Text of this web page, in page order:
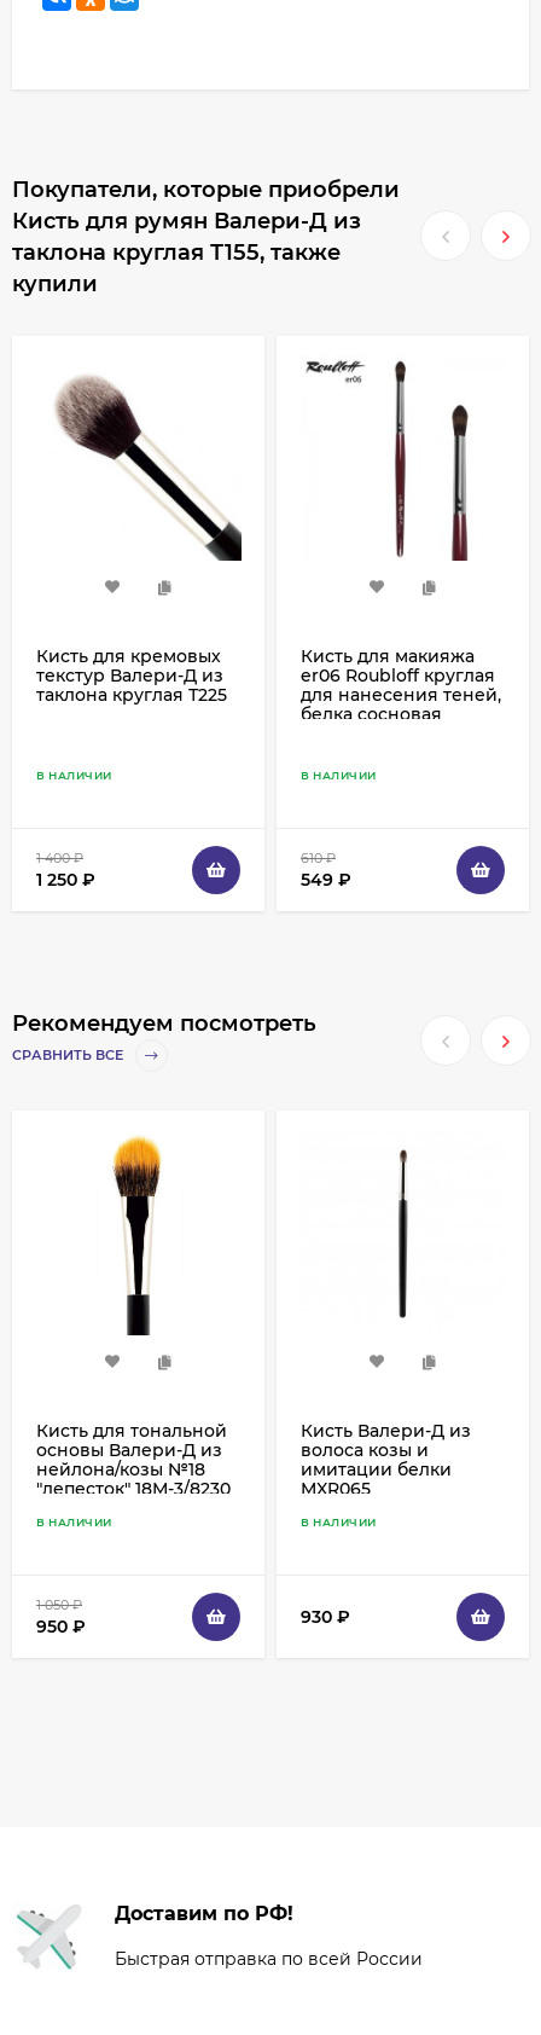
Покупатели, которые приобрели
Кисть для румян Валери-Д из
таклона круглая Т155, также
купили
Кисть для кремовых
текстур Валери-Д из
таклона круглая Т225
В НАЛИЧИИ
1 400₽
1 250 ₽
Кисть для макияжа
er06 Roubloff круглая
для нанесения теней,
белка сосновая
В НАЛИЧИИ
610₽
549 ₽
Рекомендуем посмотреть
СРАВНИТЬ ВСЕ
Кисть для тональной
основы Валери-Д из
нейлона/козы №18
"лепесток" 18М-3/8230
В НАЛИЧИИ
1 050₽
950 ₽
Кисть Валери-Д из
волоса козы и
имитации белки
MXR065
В НАЛИЧИИ
930 ₽
Доставим по РФ!
Быстрая отправка по всей России